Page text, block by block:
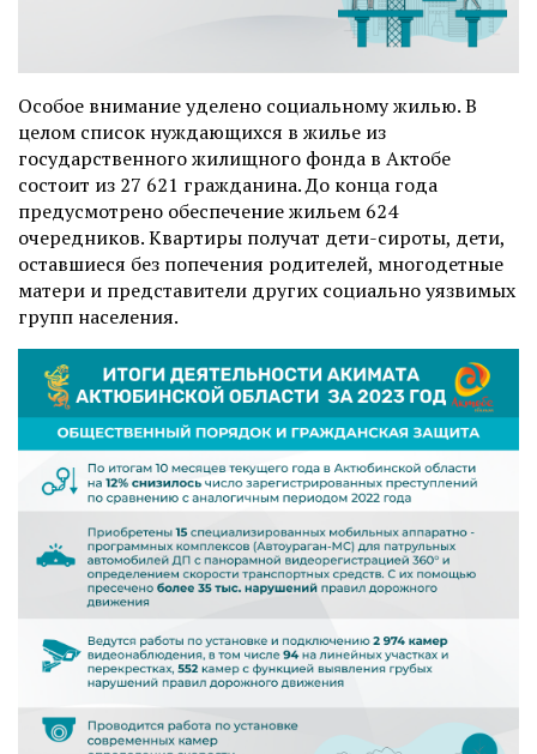
Особое внимание уделено социальному жилью. В
целом список нуждающихся в жилье из
государственного жилищного фонда в Актобе
состоит из 27 621 гражданина. До конца года
предусмотрено обеспечение жильем 624
очередников. Квартиры получат дети-сироты, дети,
оставшиеся без попечения родителей, многодетные
матери и представители других социально уязвимых
групп населения.